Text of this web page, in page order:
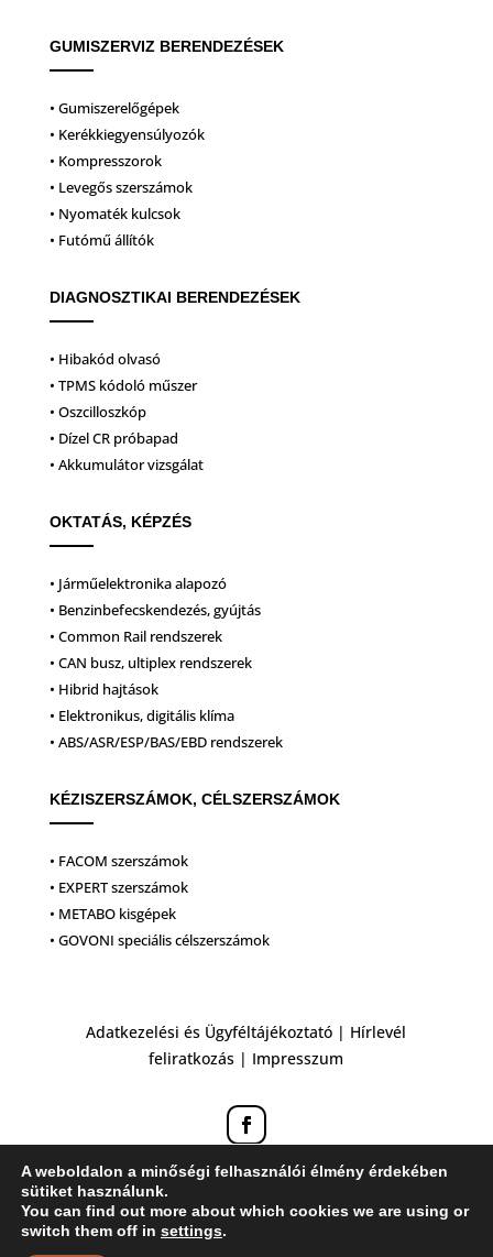
GUMISZERVIZ BERENDEZÉSEK
• Gumiszerelőgépek
• Kerékkiegyensúlyozók
• Kompresszorok
• Levegős szerszámok
• Nyomaték kulcsok
• Futómű állítók
DIAGNOSZTIKAI BERENDEZÉSEK
• Hibakód olvasó
• TPMS kódoló műszer
• Oszcilloszkóp
• Dízel CR próbapad
• Akkumulátor vizsgálat
OKTATÁS, KÉPZÉS
• Járműelektronika alapozó
• Benzinbefecskendezés, gyújtás
• Common Rail rendszerek
• CAN busz, ultiplex rendszerek
• Hibrid hajtások
• Elektronikus, digitális klíma
• ABS/ASR/ESP/BAS/EBD rendszerek
KÉZISZERSZÁMOK, CÉLSZERSZÁMOK
• FACOM szerszámok
• EXPERT szerszámok
• METABO kisgépek
• GOVONI speciális célszerszámok
Adatkezelési és Ügyféltájékoztató | Hírlevél
feliratkozás | Impresszum
A weboldalon a minőségi felhasználói élmény érdekében
sütiket használunk.
You can find out more about which cookies we are using or
switch them off in settings.